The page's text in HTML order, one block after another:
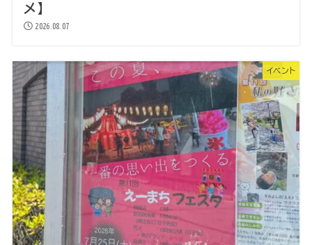
メ】
2026.08.07
イベント